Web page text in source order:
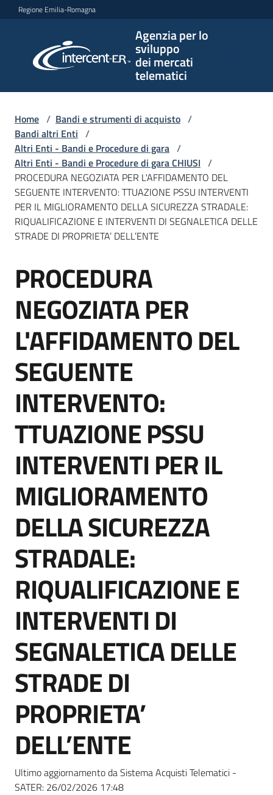
Vai al contenuto
Vai alla navigazione
Vai al footer
Regione Emilia-Romagna
Agenzia per lo
sviluppo
dei mercati
telematici
per lo
sviluppo
telematici
L'Agenzia
Bandi
e
di
acquisto
Supporto
Piattaforme
telematiche
English
site
Seguici
su
Home / Bandi e strumenti di acquisto /
Bandi altri Enti /
Altri Enti - Bandi e Procedure di gara /
Altri Enti - Bandi e Procedure di gara CHIUSI /
PROCEDURA NEGOZIATA PER L'AFFIDAMENTO DEL
SEGUENTE INTERVENTO: TTUAZIONE PSSU INTERVENTI
PER IL MIGLIORAMENTO DELLA SICUREZZA STRADALE:
RIQUALIFICAZIONE E INTERVENTI DI SEGNALETICA DELLE
STRADE DI PROPRIETA’ DELL’ENTE
Salta al contenuto
PROCEDURA
NEGOZIATA PER
L'AFFIDAMENTO DEL
SEGUENTE
INTERVENTO:
TTUAZIONE PSSU
INTERVENTI PER IL
MIGLIORAMENTO
DELLA SICUREZZA
STRADALE:
RIQUALIFICAZIONE E
INTERVENTI DI
SEGNALETICA DELLE
STRADE DI
PROPRIETA’
DELL’ENTE
Ultimo aggiornamento da Sistema Acquisti Telematici -
SATER: 26/02/2026 17:48